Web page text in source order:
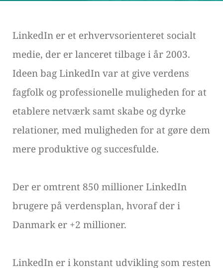
LinkedIn er et erhvervsorienteret socialt
medie, der er lanceret tilbage i år 2003.
Ideen bag LinkedIn var at give verdens
fagfolk og professionelle muligheden for at
etablere netværk samt skabe og dyrke
relationer, med muligheden for at gøre dem
mere produktive og succesfulde.
Der er omtrent 850 millioner LinkedIn
brugere på verdensplan, hvoraf der i
Danmark er +2 millioner.
LinkedIn er i konstant udvikling som resten